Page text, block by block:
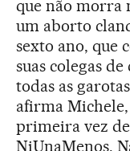
que não morra
um aborto
sexto ano, que
suas colegas
todas as
afirma Michele,
primeira vez
NiUnaMenos.